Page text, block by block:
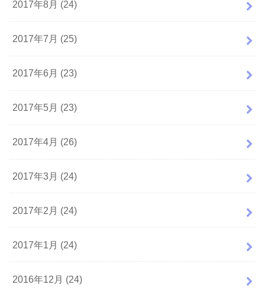
2017年8月 (24)
2017年7月 (25)
2017年6月 (23)
2017年5月 (23)
2017年4月 (26)
2017年3月 (24)
2017年2月 (24)
2017年1月 (24)
2016年12月 (24)